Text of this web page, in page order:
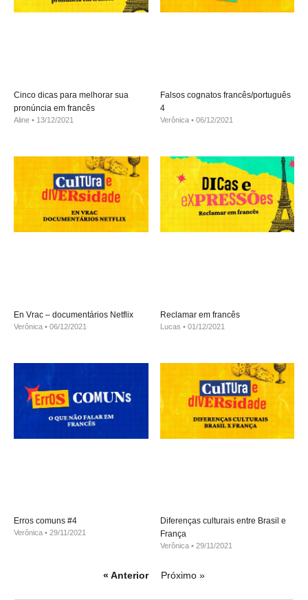
Cinco dicas para melhorar sua
pronúncia em francês
Aline 13/12/2021
Falsos cognatos francês/português
4
Verônica 06/12/2021
En Vrac – documentários Netflix
Verônica 06/12/2021
Reclamar em francês
Lucas 01/12/2021
Erros comuns #4
Verônica 29/11/2021
Diferenças culturais entre Brasil e
França
Verônica 29/11/2021
« Anterior Próximo »